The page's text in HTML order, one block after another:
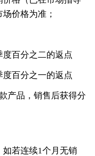
价格为准；
百分之二的返点
百分之一的返点
产品，销售后获得分
若连续1个月无销